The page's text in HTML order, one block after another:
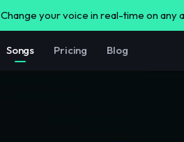
Change your voice in real-time on any
Songs Pricing Blog